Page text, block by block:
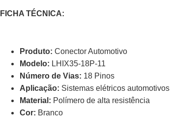
FICHA TÉCNICA:
Produto: Conector Automotivo
Modelo: LHIX35-18P-11
Número de Vias: 18 Pinos
Aplicação: Sistemas elétricos automotivos
Material: Polímero de alta resistência
Cor: Branco